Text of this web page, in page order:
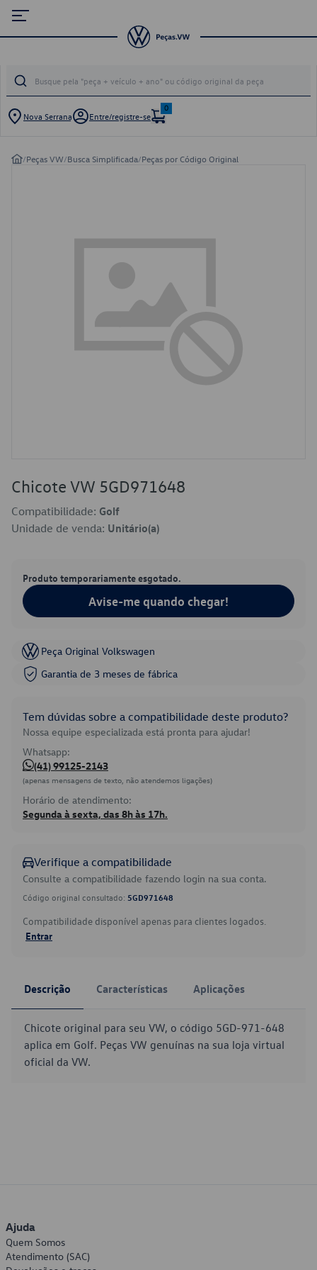
Nova Serrana Entre/registre-se
0
/Peças VW/Busca Simplificada/Peças por Código Original
Chicote VW 5GD971648
Compatibilidade: Golf
Unidade de venda: Unitário(a)
Produto temporariamente esgotado.
Avise-me quando chegar!
Peça Original Volkswagen
Garantia de 3 meses de fábrica
Tem dúvidas sobre a compatibilidade deste produto?
Nossa equipe especializada está pronta para ajudar!
Whatsapp:
(41) 99125-2143
(apenas mensagens de texto, não atendemos ligações)
Horário de atendimento:
Segunda à sexta, das 8h às 17h.
Verifique a compatibilidade
Consulte a compatibilidade fazendo login na sua conta.
Código original consultado: 5GD971648
Compatibilidade disponível apenas para clientes logados.
Entrar
Descrição Características Aplicações
Chicote original para seu VW, o código 5GD-971-648
aplica em Golf. Peças VW genuínas na sua loja virtual
oficial da VW.
Ajuda
Quem Somos
Atendimento (SAC)